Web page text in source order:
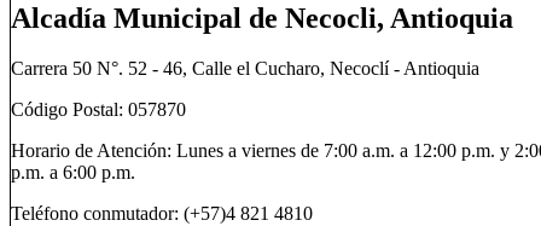
Alcadía Municipal de Necocli, Antioquia
Carrera 50 N°. 52 - 46, Calle el Cucharo, Necoclí - Antioquia
Código Postal: 057870
Horario de Atención: Lunes a viernes de 7:00 a.m. a 12:00 p.m. y
p.m. a 6:00 p.m.
Teléfono conmutador: (+57)4 821 4810